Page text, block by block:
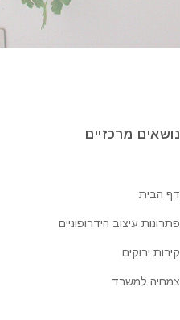
נושאים מרכזיים
דף הבית
פתרונות עיצוב הידרופוניים
קירות ירוקים
צמחיה למשרד